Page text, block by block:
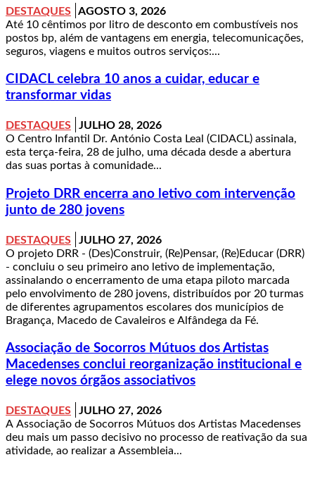
DESTAQUES
AGOSTO 3, 2026
Até 10 cêntimos por litro de desconto em combustíveis nos
postos bp, além de vantagens em energia, telecomunicações,
seguros, viagens e muitos outros serviços:...
CIDACL celebra 10 anos a cuidar, educar e
transformar vidas
DESTAQUES
JULHO 28, 2026
O Centro Infantil Dr. António Costa Leal (CIDACL) assinala,
esta terça-feira, 28 de julho, uma década desde a abertura
das suas portas à comunidade...
Projeto DRR encerra ano letivo com intervenção
junto de 280 jovens
DESTAQUES
JULHO 27, 2026
O projeto DRR - (Des)Construir, (Re)Pensar, (Re)Educar (DRR)
- concluiu o seu primeiro ano letivo de implementação,
assinalando o encerramento de uma etapa piloto marcada
pelo envolvimento de 280 jovens, distribuídos por 20 turmas
de diferentes agrupamentos escolares dos municípios de
Bragança, Macedo de Cavaleiros e Alfândega da Fé.
Associação de Socorros Mútuos dos Artistas
Macedenses conclui reorganização institucional e
elege novos órgãos associativos
DESTAQUES
JULHO 27, 2026
A Associação de Socorros Mútuos dos Artistas Macedenses
deu mais um passo decisivo no processo de reativação da sua
atividade, ao realizar a Assembleia...